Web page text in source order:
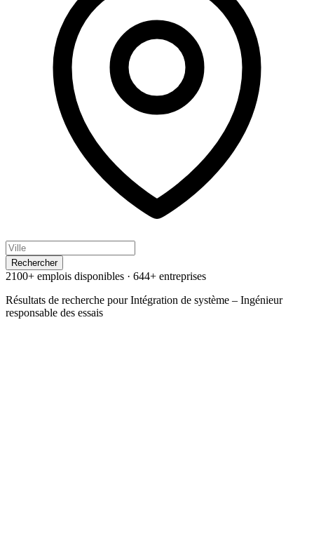
Rechercher
2100+ emplois disponibles · 644+ entreprises
Résultats de recherche pourIntégration de système – Ingénieur
responsable des essais